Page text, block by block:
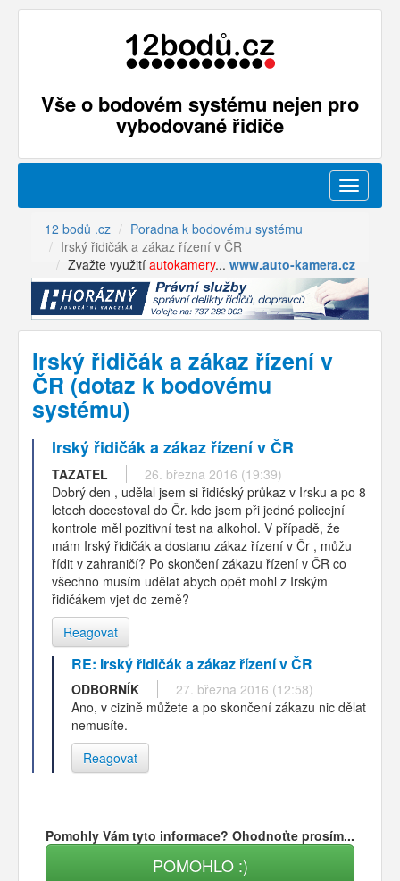
Vše o bodovém systému nejen pro
vybodované řidiče
Menu
12 bodů .cz
Poradna k bodovému systému
Irský řidičák a zákaz řízení v ČR
Zvažte využití autokamery... www.auto-kamera.cz
Irský řidičák a zákaz řízení v
ČR (dotaz k bodovému
systému)
Irský řidičák a zákaz řízení v ČR
TAZATEL
26. března 2016 (19:39)
Dobrý den , udělal jsem si řidičský průkaz v Irsku a po 8
letech docestoval do Čr. kde jsem při jedné policejní
kontrole měl pozitivní test na alkohol. V případě, že
mám Irský řidičák a dostanu zákaz řízení v Čr , můžu
řídit v zahraničí? Po skončení zákazu řízení v ČR co
všechno musím udělat abych opět mohl z Irským
řidičákem vjet do země?
Reagovat
RE: Irský řidičák a zákaz řízení v ČR
ODBORNÍK
27. března 2016 (12:58)
Ano, v cizině můžete a po skončení zákazu nic dělat
nemusíte.
Reagovat
Pomohly Vám tyto informace? Ohodnoťte prosím...
POMOHLO :)